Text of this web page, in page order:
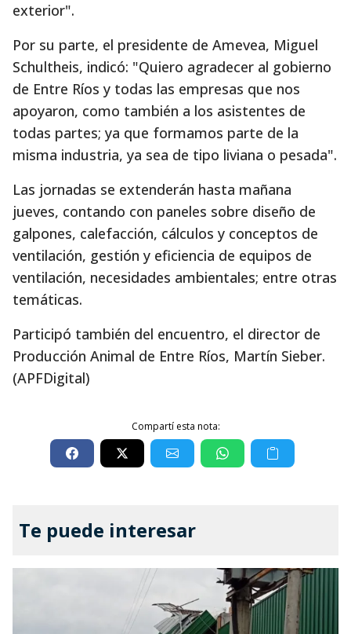
exterior".
Por su parte, el presidente de Amevea, Miguel
Schultheis, indicó: "Quiero agradecer al gobierno
de Entre Ríos y todas las empresas que nos
apoyaron, como también a los asistentes de
todas partes; ya que formamos parte de la
misma industria, ya sea de tipo liviana o pesada".
Las jornadas se extenderán hasta mañana
jueves, contando con paneles sobre diseño de
galpones, calefacción, cálculos y conceptos de
ventilación, gestión y eficiencia de equipos de
ventilación, necesidades ambientales; entre otras
temáticas.
Participó también del encuentro, el director de
Producción Animal de Entre Ríos, Martín Sieber.
(APFDigital)
Compartí esta nota:
Te puede interesar